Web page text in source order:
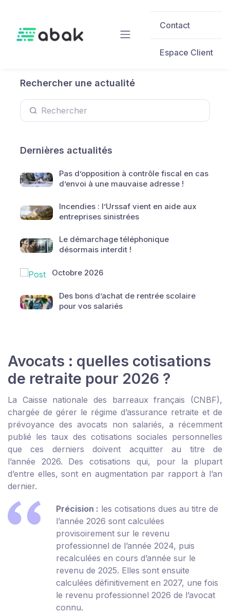
Contact
Espace Client
Rechercher une actualité
Dernières actualités
Pas d’opposition à contrôle fiscal en cas
d’envoi à une mauvaise adresse !
Incendies : l’Urssaf vient en aide aux
entreprises sinistrées
Le démarchage téléphonique
désormais interdit !
Octobre 2026
Des bons d’achat de rentrée scolaire
pour vos salariés
Avocats : quelles cotisations
de retraite pour 2026 ?
La Caisse nationale des barreaux français (CNBF),
chargée de gérer le régime d’assurance retraite et de
prévoyance des avocats non salariés, a récemment
publié les taux des cotisations sociales personnelles
que ces derniers doivent acquitter au titre de
l’année 2026. Des cotisations qui, pour la plupart
d’entre elles, sont en augmentation par rapport à l’an
dernier.
Précision : les cotisations dues au titre de
l’année 2026 sont calculées
provisoirement sur le revenu
professionnel de l’année 2024, puis
recalculées en cours d’année sur le
revenu de 2025. Elles sont ensuite
calculées définitivement en 2027, une fois
le revenu professionnel 2026 de l’avocat
connu.